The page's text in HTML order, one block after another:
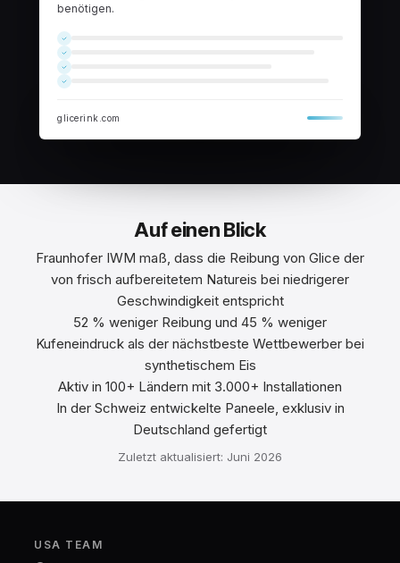
benötigen.
glicerink.com
Auf einen Blick
Fraunhofer IWM maß, dass die Reibung von Glice der
von frisch aufbereitetem Natureis bei niedrigerer
Geschwindigkeit entspricht
52 % weniger Reibung und 45 % weniger
Kufeneindruck als der nächstbeste Wettbewerber bei
synthetischem Eis
Aktiv in 100+ Ländern mit 3.000+ Installationen
In der Schweiz entwickelte Paneele, exklusiv in
Deutschland gefertigt
Zuletzt aktualisiert: Juni 2026
USA TEAM